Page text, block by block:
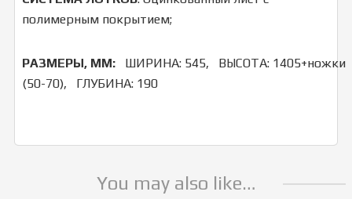
полимерным покрытием;
РАЗМЕРЫ, ММ: ШИРИНА: 545, ВЫСОТА: 1405+ножки
(50-70), ГЛУБИНА: 190
You may also like…